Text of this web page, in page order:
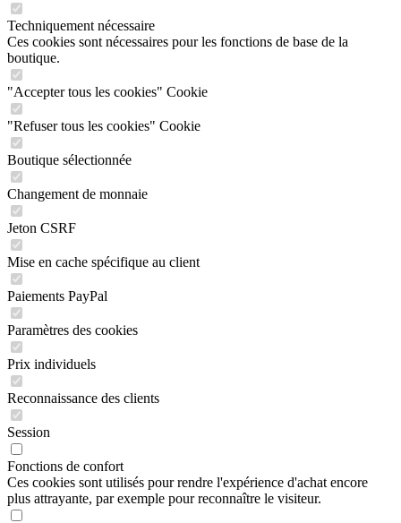
Techniquement nécessaire
Ces cookies sont nécessaires pour les fonctions de base de la
boutique.
"Accepter tous les cookies" Cookie
"Refuser tous les cookies" Cookie
Boutique sélectionnée
Changement de monnaie
Jeton CSRF
Mise en cache spécifique au client
Paiements PayPal
Paramètres des cookies
Prix individuels
Reconnaissance des clients
Session
Fonctions de confort
Ces cookies sont utilisés pour rendre l'expérience d'achat encore
plus attrayante, par exemple pour reconnaître le visiteur.